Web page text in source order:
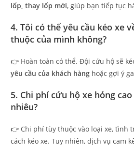
lốp, thay lốp mới, giúp bạn tiếp tục
4. Tôi có thể yêu cầu kéo xe
thuộc của mình không?
👉 Hoàn toàn có thể. Đội cứu hộ sẽ
yêu cầu của khách hàng hoặc gợi ý
5. Chi phí cứu hộ xe hỏng
nhiêu?
👉 Chi phí tùy thuộc vào loại xe, tình
cách kéo xe. Tuy nhiên, dịch vụ cam